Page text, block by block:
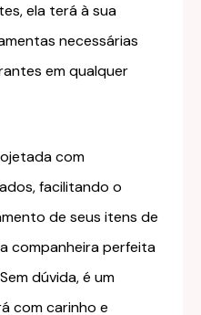
ela terá à sua
necessárias
em qualquer
com
facilitando o
de seus itens de
companheira perfeita
dúvida, é um
com carinho e